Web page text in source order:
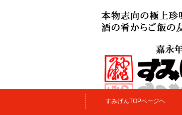
すみげんTOPページヘ